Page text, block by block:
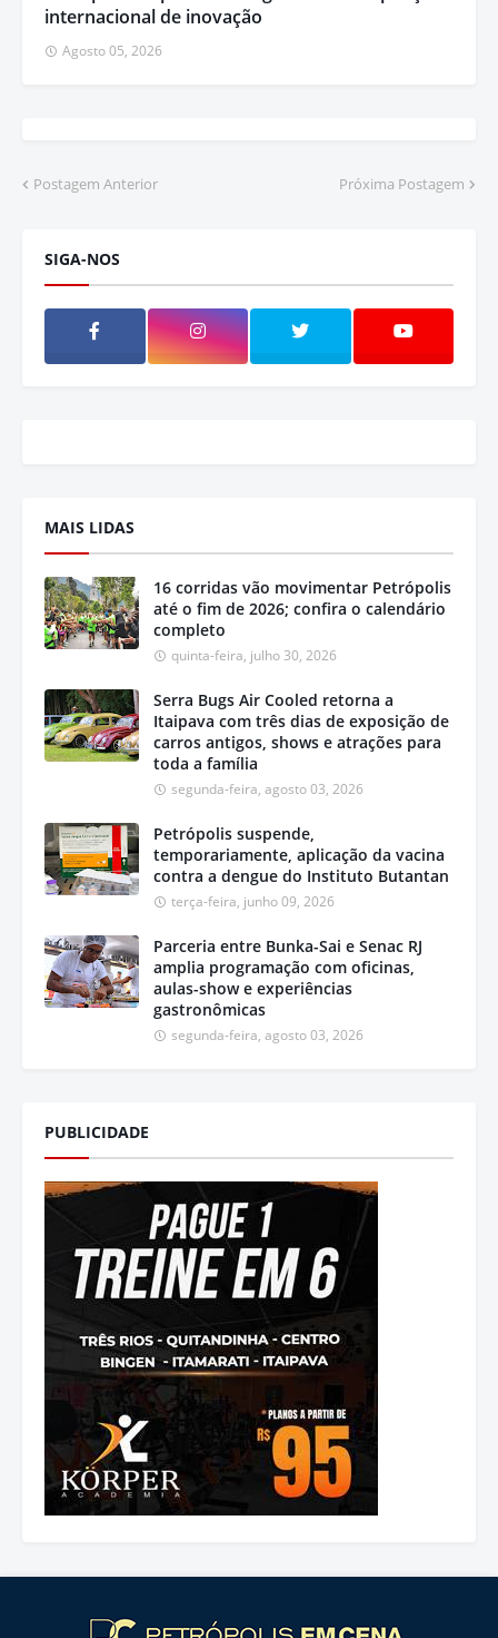
internacional de inovação
Agosto 05, 2026
Postagem Anterior Próxima Postagem
SIGA-NOS
MAIS LIDAS
16 corridas vão movimentar Petrópolis
até o fim de 2026; confira o calendário
completo
quinta-feira, julho 30, 2026
Serra Bugs Air Cooled retorna a
Itaipava com três dias de exposição de
carros antigos, shows e atrações para
toda a família
segunda-feira, agosto 03, 2026
Petrópolis suspende,
temporariamente, aplicação da vacina
contra a dengue do Instituto Butantan
terça-feira, junho 09, 2026
Parceria entre Bunka-Sai e Senac RJ
amplia programação com oficinas,
aulas-show e experiências
gastronômicas
segunda-feira, agosto 03, 2026
PUBLICIDADE